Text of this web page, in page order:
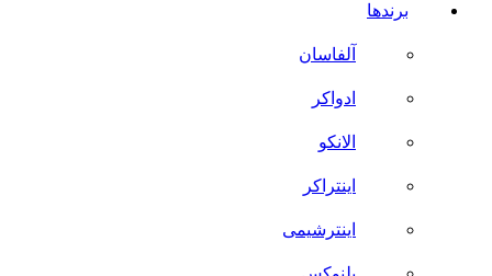
برندها
آلفاسان
ادواکر
الانکو
اینتراکر
اینترشیمی